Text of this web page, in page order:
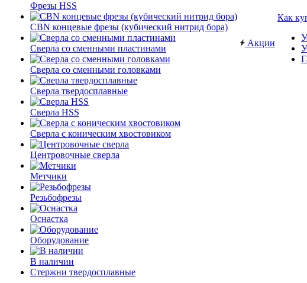
Фрезы HSS
CBN концевые фрезы (кубический нитрид бора)
Сверла со сменными пластинами
Сверла со сменными головками
Сверла твердосплавные
Сверла HSS
Сверла с коническим хвостовиком
Центровочные сверла
Метчики
Резьбофрезы
Оснастка
Оборудование
В наличии
Стержни твердосплавные
Акции
Как